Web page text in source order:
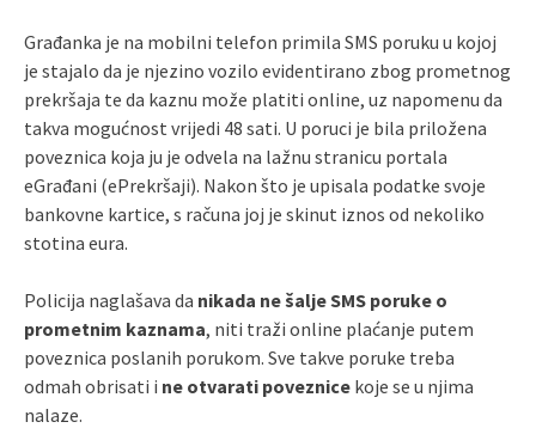
Građanka je na mobilni telefon primila SMS poruku u kojoj
je stajalo da je njezino vozilo evidentirano zbog prometnog
prekršaja te da kaznu može platiti online, uz napomenu da
takva mogućnost vrijedi 48 sati. U poruci je bila priložena
poveznica koja ju je odvela na lažnu stranicu portala
eGrađani (ePrekršaji). Nakon što je upisala podatke svoje
bankovne kartice, s računa joj je skinut iznos od nekoliko
stotina eura.
Policija naglašava da nikada ne šalje SMS poruke o
prometnim kaznama, niti traži online plaćanje putem
poveznica poslanih porukom. Sve takve poruke treba
odmah obrisati i ne otvarati poveznice koje se u njima
nalaze.